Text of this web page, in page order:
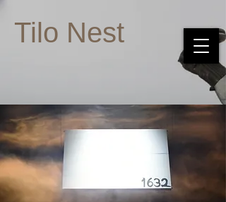
Tilo Nest